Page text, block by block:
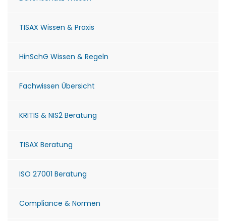
TISAX Wissen & Praxis
HinSchG Wissen & Regeln
Fachwissen Übersicht
KRITIS & NIS2 Beratung
TISAX Beratung
ISO 27001 Beratung
Compliance & Normen